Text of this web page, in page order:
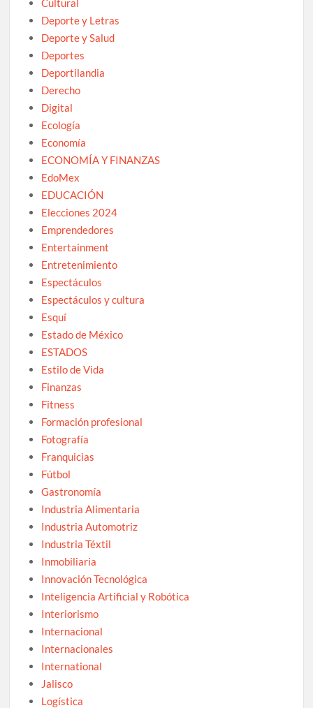
Cultural
Deporte y Letras
Deporte y Salud
Deportes
Deportilandia
Derecho
Digital
Ecología
Economía
ECONOMÍA Y FINANZAS
EdoMex
EDUCACIÓN
Elecciones 2024
Emprendedores
Entertainment
Entretenimiento
Espectáculos
Espectáculos y cultura
Esquí
Estado de México
ESTADOS
Estilo de Vida
Finanzas
Fitness
Formación profesional
Fotografía
Franquicias
Fútbol
Gastronomía
Industria Alimentaria
Industria Automotriz
Industria Téxtil
Inmobiliaria
Innovación Tecnológica
Inteligencia Artificial y Robótica
Interiorismo
Internacional
Internacionales
International
Jalisco
Logística